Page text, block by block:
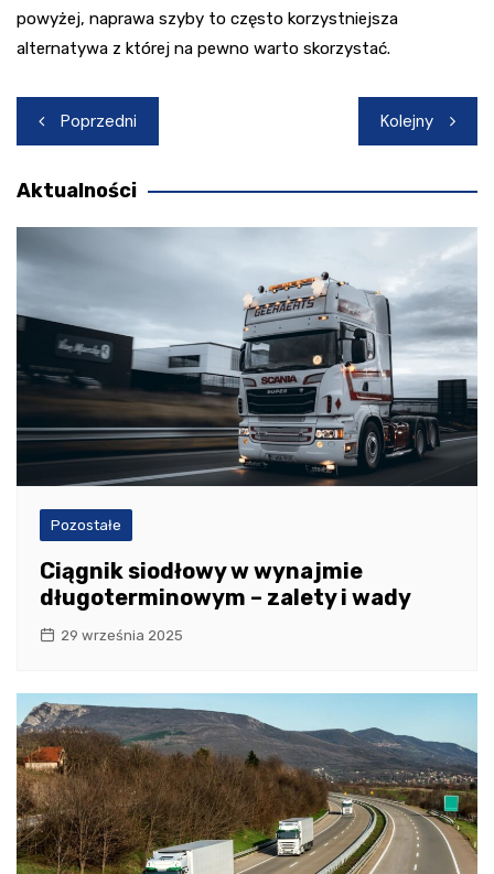
powyżej, naprawa szyby to często korzystniejsza
alternatywa z której na pewno warto skorzystać.
Nawigacja
wpisu
Poprzedni Kolejny
Aktualności
Pozostałe
Ciągnik siodłowy w wynajmie
długoterminowym – zalety i wady
29 września 2025